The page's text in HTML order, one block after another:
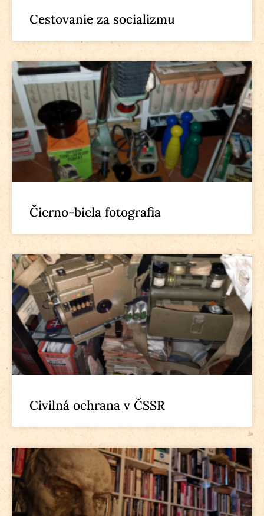
Cestovanie za socializmu
Čierno-biela fotografia
Civilná ochrana v ČSSR